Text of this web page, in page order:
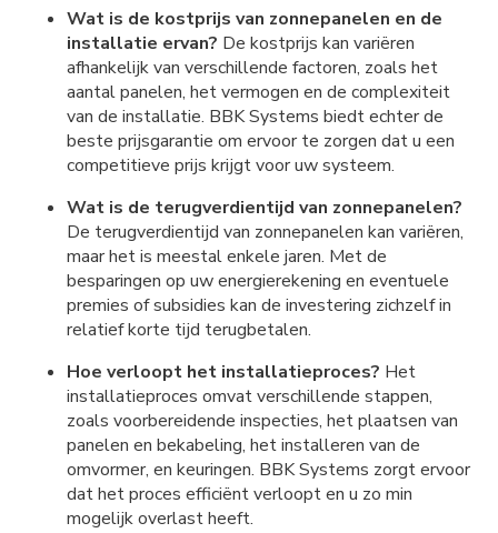
Wat is de kostprijs van zonnepanelen en de
installatie ervan? De kostprijs kan variëren
afhankelijk van verschillende factoren, zoals het
aantal panelen, het vermogen en de complexiteit
van de installatie. BBK Systems biedt echter de
beste prijsgarantie om ervoor te zorgen dat u een
competitieve prijs krijgt voor uw systeem.
Wat is de terugverdientijd van zonnepanelen?
De terugverdientijd van zonnepanelen kan variëren,
maar het is meestal enkele jaren. Met de
besparingen op uw energierekening en eventuele
premies of subsidies kan de investering zichzelf in
relatief korte tijd terugbetalen.
Hoe verloopt het installatieproces? Het
installatieproces omvat verschillende stappen,
zoals voorbereidende inspecties, het plaatsen van
panelen en bekabeling, het installeren van de
omvormer, en keuringen. BBK Systems zorgt ervoor
dat het proces efficiënt verloopt en u zo min
mogelijk overlast heeft.